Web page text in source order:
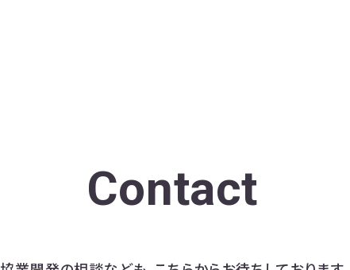
Contact